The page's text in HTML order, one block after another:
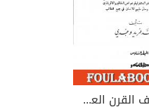
دائرة معارف القرن العشرين - المجلد السادس